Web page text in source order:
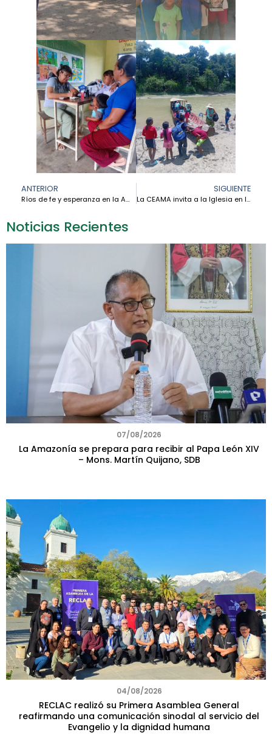
Noticias Recientes
07/08/2026
La Amazonía se prepara para recibir al Papa León XIV
– Mons. Martín Quijano, SDB
04/08/2026
RECLAC realizó su Primera Asamblea General
reafirmando una comunicación sinodal al servicio del
Evangelio y la dignidad humana
ANTERIOR
Ríos de fe y esperanza en la Amazonía de Surinam – Monseñor Karel Choennie
SIGUIENTE
La CEAMA invita a la Iglesia en la Amazonía a unirse a la Jornada de Oración por la Paz convocada por el Papa León XIV